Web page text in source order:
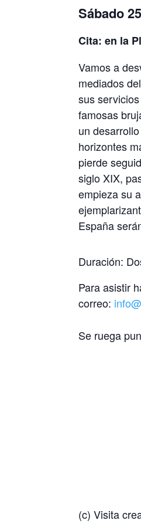
Sábado
Cita: en la
Vamos a
mediados
sus
famosas
un
horizontes
pierde
siglo XIX,
empieza su
España
Duración:
Para asistir
correo:
Se ruega
(c) Visita